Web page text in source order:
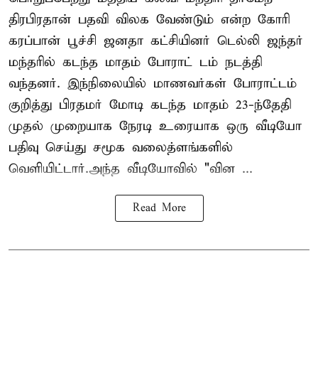
திரபிரதான் பதவி விலக வேண்டும் என்ற கோரி
கரப்பான் பூச்சி ஜனதா கட்சியினர் டெல்லி ஜந்தர்
மந்தரில் கடந்த மாதம் போராட் டம் நடத்தி
வந்தனர். இந்நிலையில் மாணவர்கள் போராட்டம்
குறித்து பிரதமர் மோடி கடந்த மாதம் 23-ந்தேதி
முதல் முறையாக நேரடி உரையாக ஒரு வீடியோ
பதிவு செய்து சமூக வலைத்ளங்களில்
வெளியிட்டார்.அந்த வீடியோவில் "வின ...
Read More